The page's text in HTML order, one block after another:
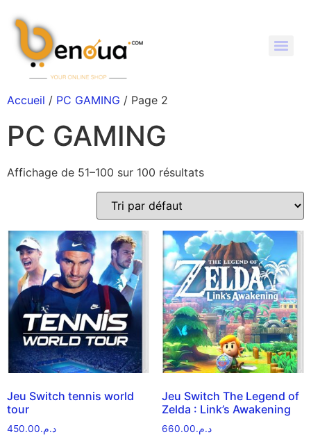
Accueil / PC GAMING / Page 2
PC GAMING
Affichage de 51–100 sur 100 résultats
Jeu Switch tennis world
tour
د.م.450.00
Jeu Switch The Legend of
Zelda : Link’s Awakening
د.م.660.00